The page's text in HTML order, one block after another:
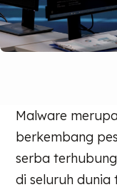
Malware
berkembang
serba
di seluruh dunia